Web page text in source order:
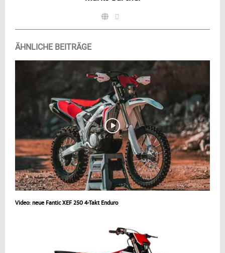
ÄHNLICHE BEITRÄGE
Video: neue Fantic XEF 250 4-Takt Enduro